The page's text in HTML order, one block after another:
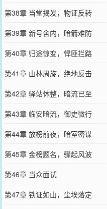
第38章 当堂揭发，物证反转
第39章 新号舍内，暗箭难防
第40章 归途惊变，悍匪拦路
第41章 山林周旋，绝地反击
第42章 驿站休整，暗流已至
第43章 临安暗流，御史微行
第44章 放榜前夜，暗室密谋
第45章 金榜题名，骤起风波
第46章 当众面试
第47章 铁证如山，尘埃落定